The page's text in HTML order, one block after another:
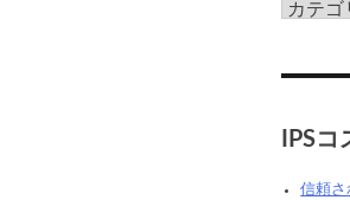
ん
う？
ips
メ
カIPS
信頼さ